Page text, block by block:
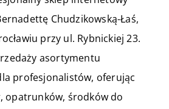
Chudzikowską-Łaś,
przy ul. Rybnickiej 23.
asortymentu
profesjonalistów, oferując
opatrunków, środków do